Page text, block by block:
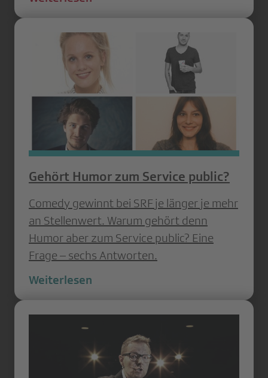
Gehört Humor zum Service public?
Comedy ­gewinnt bei SRF je länger je mehr
an ­Stellenwert. Warum gehört denn
Humor aber zum Service public? Eine
Frage – sechs Antworten.
Weiterlesen